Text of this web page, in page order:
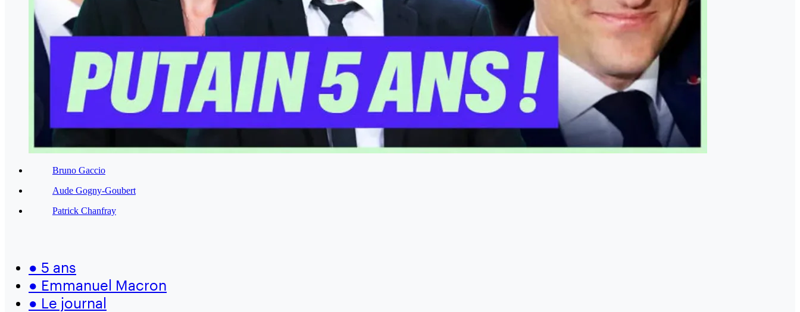
Bruno Gaccio
Aude Gogny-Goubert
Patrick Chanfray
● 5 ans
● Emmanuel Macron
● Le journal